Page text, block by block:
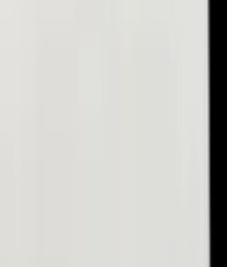
Vegetable (OEM)